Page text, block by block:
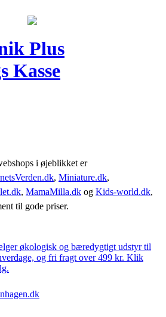
Plus
Kasse
i øjeblikket er
, Miniature.dk,
, MamaMilla.dk og Kids-world.dk,
til gode priser.
økologisk og bæredygtigt udstyr til
og fri fragt over 499 kr. Klik